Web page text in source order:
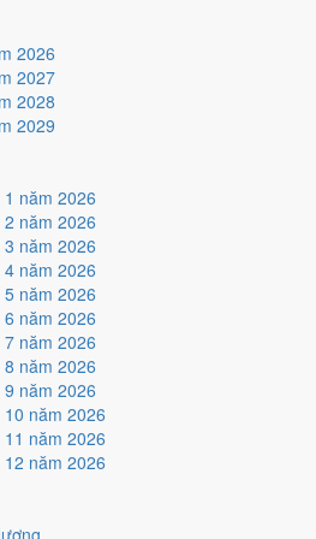
2026
2027
2028
2029
năm 2026
năm 2026
năm 2026
năm 2026
năm 2026
năm 2026
năm 2026
năm 2026
năm 2026
năm 2026
năm 2026
năm 2026
nay ở
lợi.
mới
hôm nay ở
lợi.
ởmức trung bình (4/10)
ở
Hắc Đạo kéo giảm điểm.